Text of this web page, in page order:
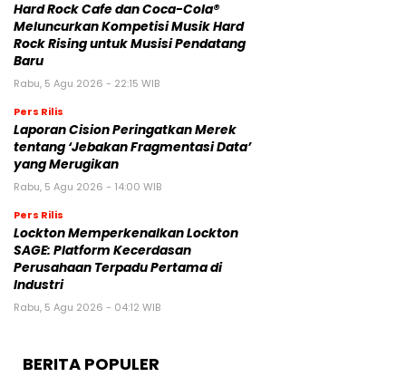
Hard Rock Cafe dan Coca-Cola®
Meluncurkan Kompetisi Musik Hard
Rock Rising untuk Musisi Pendatang
Baru
Rabu, 5 Agu 2026 - 22:15 WIB
Pers Rilis
Laporan Cision Peringatkan Merek
tentang ‘Jebakan Fragmentasi Data’
yang Merugikan
Rabu, 5 Agu 2026 - 14:00 WIB
Pers Rilis
Lockton Memperkenalkan Lockton
SAGE: Platform Kecerdasan
Perusahaan Terpadu Pertama di
Industri
Rabu, 5 Agu 2026 - 04:12 WIB
BERITA POPULER